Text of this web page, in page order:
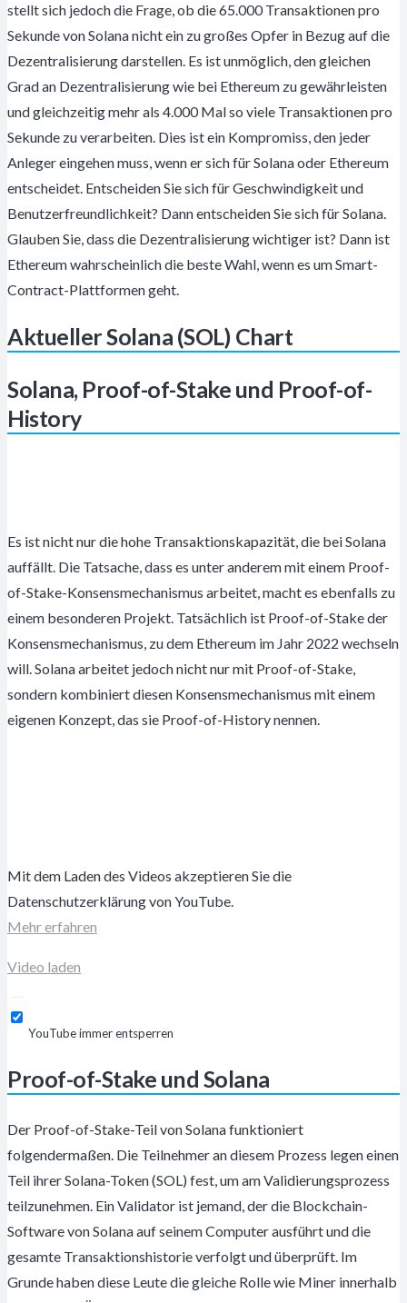
stellt sich jedoch die Frage, ob die 65.000 Transaktionen pro
Sekunde von Solana nicht ein zu großes Opfer in Bezug auf die
Dezentralisierung darstellen. Es ist unmöglich, den gleichen
Grad an Dezentralisierung wie bei Ethereum zu gewährleisten
und gleichzeitig mehr als 4.000 Mal so viele Transaktionen pro
Sekunde zu verarbeiten. Dies ist ein Kompromiss, den jeder
Anleger eingehen muss, wenn er sich für Solana oder Ethereum
entscheidet. Entscheiden Sie sich für Geschwindigkeit und
Benutzerfreundlichkeit? Dann entscheiden Sie sich für Solana.
Glauben Sie, dass die Dezentralisierung wichtiger ist? Dann ist
Ethereum wahrscheinlich die beste Wahl, wenn es um Smart-
Contract-Plattformen geht.
Aktueller Solana (SOL) Chart
Solana, Proof-of-Stake und Proof-of-
History
Es ist nicht nur die hohe Transaktionskapazität, die bei Solana
auffällt. Die Tatsache, dass es unter anderem mit einem Proof-
of-Stake-Konsensmechanismus arbeitet, macht es ebenfalls zu
einem besonderen Projekt. Tatsächlich ist Proof-of-Stake der
Konsensmechanismus, zu dem Ethereum im Jahr 2022 wechseln
will. Solana arbeitet jedoch nicht nur mit Proof-of-Stake,
sondern kombiniert diesen Konsensmechanismus mit einem
eigenen Konzept, das sie Proof-of-History nennen.
Mit dem Laden des Videos akzeptieren Sie die
Datenschutzerklärung von YouTube.
Mehr erfahren
Video laden
YouTube immer entsperren
Proof-of-Stake und Solana
Der Proof-of-Stake-Teil von Solana funktioniert
folgendermaßen. Die Teilnehmer an diesem Prozess legen einen
Teil ihrer Solana-Token (SOL) fest, um am Validierungsprozess
teilzunehmen. Ein Validator ist jemand, der die Blockchain-
Software von Solana auf seinem Computer ausführt und die
gesamte Transaktionshistorie verfolgt und überprüft. Im
Grunde haben diese Leute die gleiche Rolle wie Miner innerhalb